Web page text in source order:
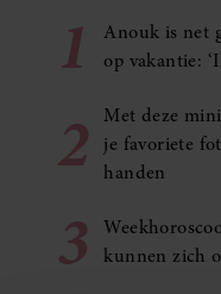
1
Anouk is net
op vakantie:
2
Met deze
je favoriete
handen
3
kunnen zich